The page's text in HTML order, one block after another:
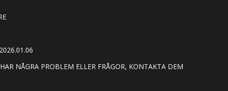
NÅGRA PROBLEM ELLER FRÅGOR, KONTAKTA DEM